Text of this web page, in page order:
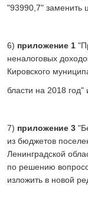
"93990,7" заменить
6) приложение 1
неналоговых
Кировского
бласти на 2018 год"
7) приложение 3
из бюджетов
Ленинградской
по решению
изложить в новой